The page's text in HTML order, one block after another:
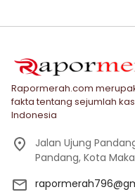
Rapormerah.com
fakta tentang sejumlah
Indonesia
Jalan Ujung
Pandang, Kota